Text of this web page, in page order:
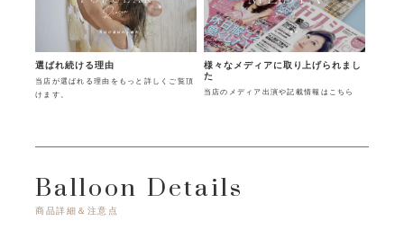
選ばれ続ける理由
当店が選ばれる理由をもっと詳しくご覧頂
けます。
様々なメディアに取り上げられまし
た
当店のメディア出演や記載情報はこちら
Balloon Details
商品詳細＆注意点